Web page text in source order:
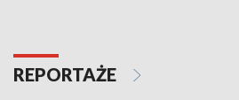
REPORTAŻE